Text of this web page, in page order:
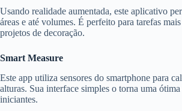
Usando realidade aumentada, este aplicativo
áreas e até volumes. É perfeito para tarefas
projetos de decoração.
Smart Measure
Este app utiliza sensores do smartphone para
alturas. Sua interface simples o torna uma
iniciantes.